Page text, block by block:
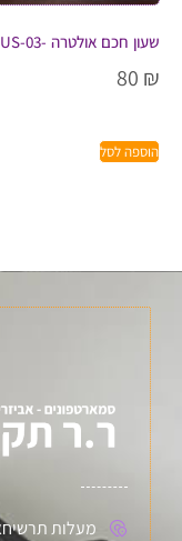
שעון חכם אולטרה -GUS-03
80 ₪
הוספה לסל
מעלות